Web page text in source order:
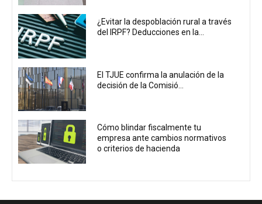
¿Evitar la despoblación rural a través
del IRPF? Deducciones en la...
El TJUE confirma la anulación de la
decisión de la Comisió...
Cómo blindar fiscalmente tu
empresa ante cambios normativos
o criterios de hacienda